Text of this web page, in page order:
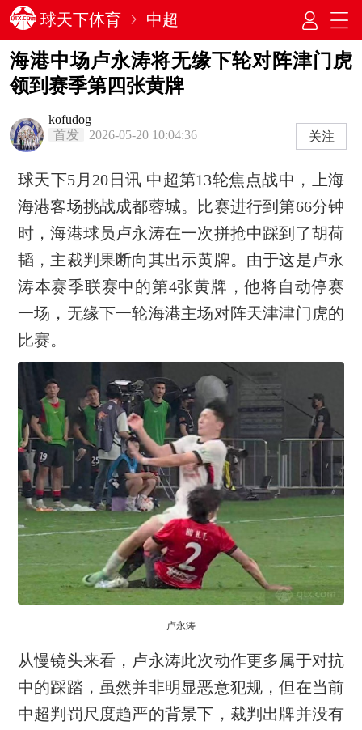
球天下体育 中超
海港中场卢永涛将无缘下轮对阵津门虎
领到赛季第四张黄牌
kofudog
首发
2026-05-20 10:04:36 关注
球天下5月20日讯 中超第13轮焦点战中，上海
海港客场挑战成都蓉城。比赛进行到第66分钟
时，海港球员卢永涛在一次拼抢中踩到了胡荷
韬，主裁判果断向其出示黄牌。由于这是卢永
涛本赛季联赛中的第4张黄牌，他将自动停赛
一场，无缘下一轮海港主场对阵天津津门虎的
比赛。
卢永涛
从慢镜头来看，卢永涛此次动作更多属于对抗
中的踩踏，虽然并非明显恶意犯规，但在当前
中超判罚尺度趋严的背景下，裁判出牌并没有